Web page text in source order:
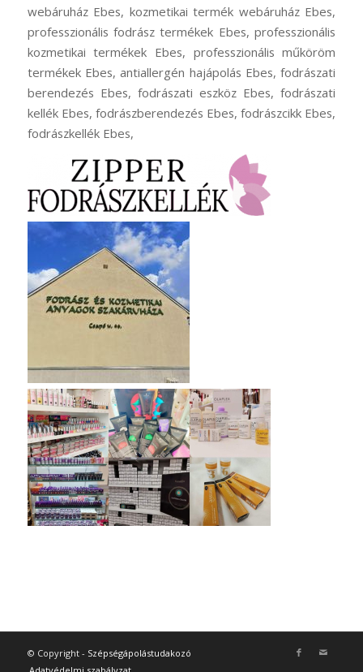
webáruház Ebes, kozmetikai termék webáruház Ebes,
professzionális fodrász termékek Ebes, professzionális
kozmetikai termékek Ebes, professzionális műköröm
termékek Ebes, antiallergén hajápolás Ebes, fodrászati
berendezés Ebes, fodrászati eszköz Ebes, fodrászati
kellék Ebes, fodrászberendezés Ebes, fodrászcikk Ebes,
fodrászkellék Ebes,
© Copyright - Szépségápolástudakozó